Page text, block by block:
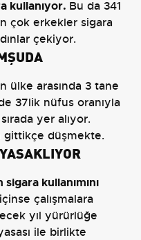
kullanıyor. Bu da 341
çok erkekler sigara
çekiyor.
ülke arasında 3 tane
37lik nüfus oranıyla
yer alıyor.
gittikçe düşmekte.
kullanımını
çalışmalara
yıl yürürlüğe
ile birlikte